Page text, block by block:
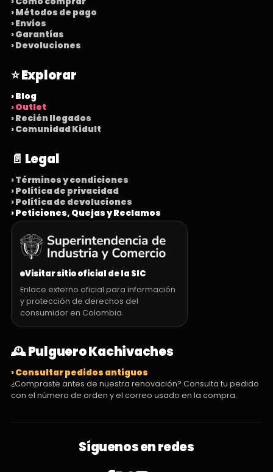
› Métodos de pago
› Envíos
› Garantías
› Devoluciones
⭐ Explorar
› Blog
› Outlet
› Recién llegados
› Comunidad Kidult
📄 Legal
› Términos y condiciones
› Política de privacidad
› Política de devoluciones
› Peticiones, Quejas y Reclamos
Visitar sitio oficial de la SIC
Enlace externo oficial para información
y protección de derechos del
consumidor en Colombia.
🕰️ Pulguero Kachivaches
› Consultar pedidos antiguos
¿Compraste antes de nuestra renovación? Consulta tu pedido
con el número de orden y el correo usado en la compra.
Síguenos en redes